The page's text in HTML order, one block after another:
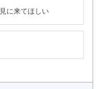
に来てほしい